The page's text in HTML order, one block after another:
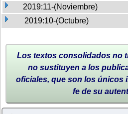
2019:11-(Noviembre)
2019:10-(Octubre)
Los textos consolidados no
no sustituyen a los
oficiales, que son los únicos
fe de su